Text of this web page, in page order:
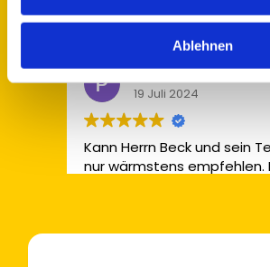
Ablehnen